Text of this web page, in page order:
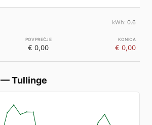
0.6
€ 0,00 € 0,00
—Tullinge